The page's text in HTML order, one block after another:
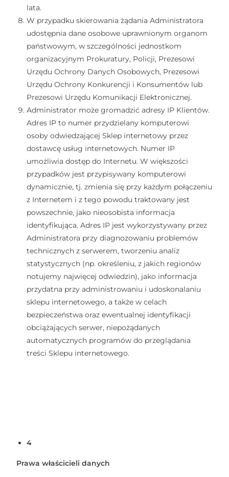
lata.
W przypadku skierowania żądania Administratora
udostępnia dane osobowe uprawnionym organom
państwowym, w szczególności jednostkom
organizacyjnym Prokuratury, Policji, Prezesowi
Urzędu Ochrony Danych Osobowych, Prezesowi
Urzędu Ochrony Konkurencji i Konsumentów lub
Prezesowi Urzędu Komunikacji Elektronicznej.
Administrator może gromadzić adresy IP Klientów.
Adres IP to numer przydzielany komputerowi
osoby odwiedzającej Sklep internetowy przez
dostawcę usług internetowych. Numer IP
umożliwia dostęp do Internetu. W większości
przypadków jest przypisywany komputerowi
dynamicznie, tj. zmienia się przy każdym połączeniu
z Internetem i z tego powodu traktowany jest
powszechnie, jako nieosobista informacja
identyfikująca. Adres IP jest wykorzystywany przez
Administratora przy diagnozowaniu problemów
technicznych z serwerem, tworzeniu analiz
statystycznych (np. określeniu, z jakich regionów
notujemy najwięcej odwiedzin), jako informacja
przydatna przy administrowaniu i udoskonalaniu
sklepu internetowego, a także w celach
bezpieczeństwa oraz ewentualnej identyfikacji
obciążających serwer, niepożądanych
automatycznych programów do przeglądania
treści Sklepu internetowego.
4
Prawa właścicieli danych